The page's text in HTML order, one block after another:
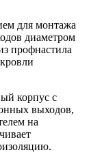
для монтажа
диаметром
профнастила
корпус с
выходов,
на